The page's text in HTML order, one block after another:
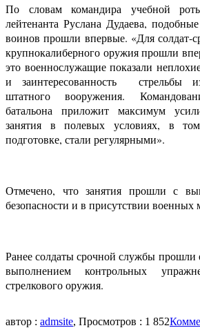
По словам командира учебной
лейтенанта Руслана Дудаева,
воинов прошли впервые. «Для солдат-
крупнокалиберного оружия прошли
это военнослужащие показали
и заинтересованность стрельбы
штатного вооружения.
батальона приложит максимум
занятия в полевых условиях, в
подготовке, стали регулярными».
Отмечено, что занятия прошли с
безопасности и в присутствии военных
Ранее солдаты срочной службы прошли
выполнением контрольных
стрелкового оружия.
автор : admsite, Просмотров : 1 852